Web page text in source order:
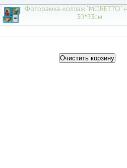
Фоторамка-коллаж "MORETTO"
30*33см